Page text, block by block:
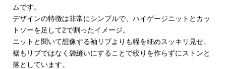
ムです。
デザインの特徴は非常にシンプルで、ハイゲージニットとカッ
トソーを足して2で割ったイメージ。
ニットと聞いて想像する袖リブよりも幅を細めスッキリ見せ、
裾もリブではなく袋縫いにすることで絞りを作らずにストンと
落としています。